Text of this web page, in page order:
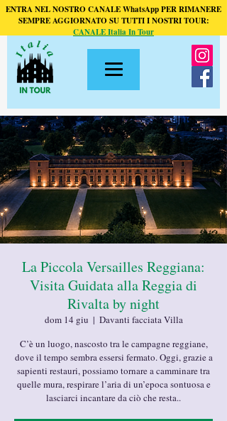
ENTRA NEL NOSTRO CANALE WhatsApp PER RIMANERE
SEMPRE AGGIORNATO SU TUTTI I NOSTRI TOUR:
CANALE Italia In Tour
La Piccola Versailles Reggiana:
Visita Guidata alla Reggia di
Rivalta by night
dom 14 giu
  |
Davanti facciata Villa
C’è un luogo, nascosto tra le campagne reggiane,
dove il tempo sembra essersi fermato. Oggi, grazie a
sapienti restauri, possiamo tornare a camminare tra
quelle mura, respirare l’aria di un’epoca sontuosa e
lasciarci incantare da ciò che resta..